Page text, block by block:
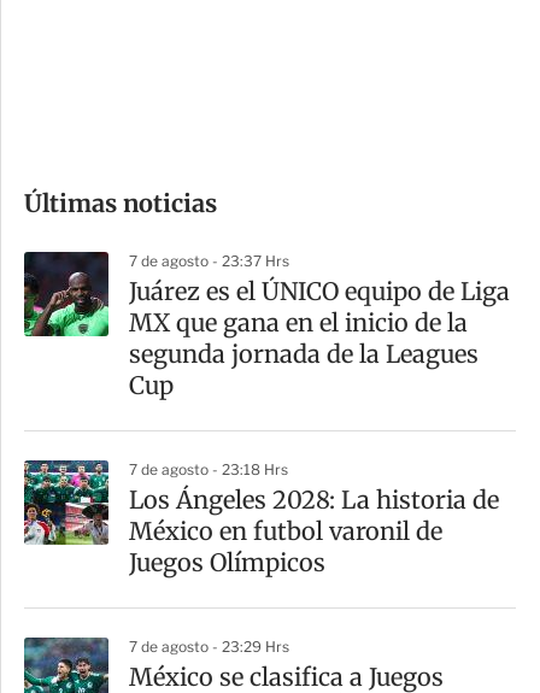
m
a
r
t
Últimas noticias
7 de agosto - 23:37 Hrs
Juárez es el ÚNICO equipo de Liga
MX que gana en el inicio de la
segunda jornada de la Leagues
Cup
7 de agosto - 23:18 Hrs
Los Ángeles 2028: La historia de
México en futbol varonil de
Juegos Olímpicos
7 de agosto - 23:29 Hrs
México se clasifica a Juegos